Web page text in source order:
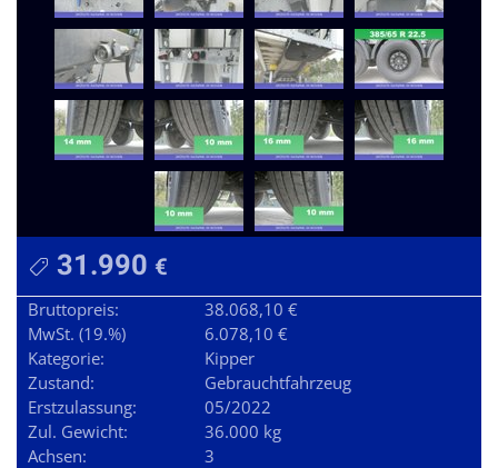
31.990 €
Bruttopreis:
38.068,10 €
MwSt. (19.%)
6.078,10 €
Kategorie:
Kipper
Zustand:
Gebrauchtfahrzeug
Erstzulassung:
05/2022
Zul. Gewicht:
36.000 kg
Achsen:
3